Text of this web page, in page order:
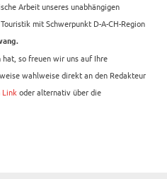
Arbeit unseres unabhängigen
mit Schwerpunkt D-A-CH-Region
so freuen wir uns auf Ihre
wahlweise direkt an den Redakteur
Linkoder alternativ über die